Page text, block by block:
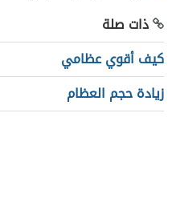
ذات صلة
كيف أقوي عظامي
زيادة حجم العظام